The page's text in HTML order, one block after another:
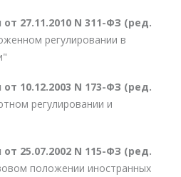
27.11.2010 N 311-ФЗ (ред.
регулировании в
10.12.2003 N 173-ФЗ (ред.
регулировании и
25.07.2002 N 115-ФЗ (ред.
положении иностранных